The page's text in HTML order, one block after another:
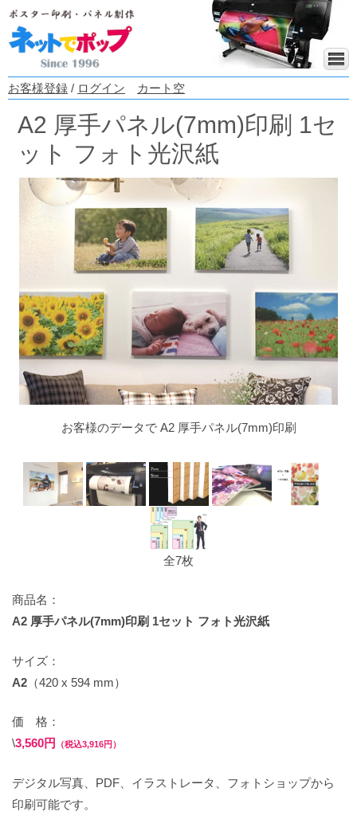
お客様登録 / ログイン カート空
A2 厚手パネル(7mm)印刷 1セ
ット フォト光沢紙
お客様のデータで A2 厚手パネル(7mm)印刷
全7枚
商品名：
A2 厚手パネル(7mm)印刷 1セット フォト光沢紙
サイズ：
A2 （420 x 594 mm）
価 格：
\3,560円 （税込3,916円）
デジタル写真、PDF、イラストレータ、フォトショップから
印刷可能です。